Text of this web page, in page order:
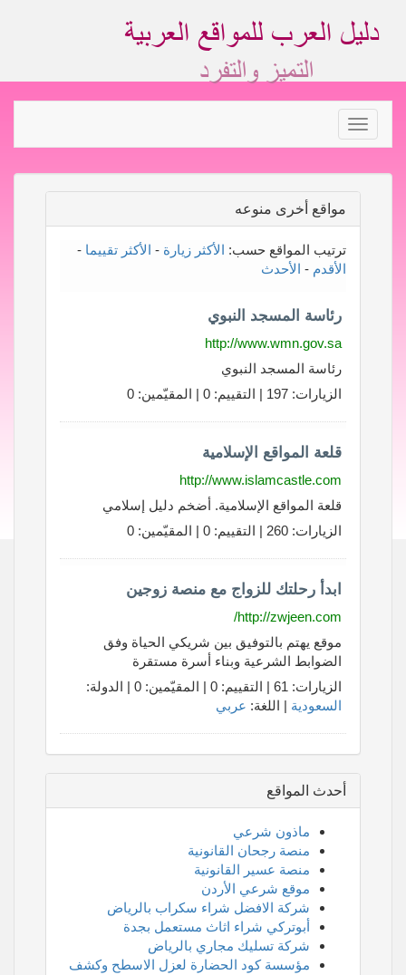
Toggle
navigation
مواقع أخرى منوعه
ترتيب المواقع حسب: الأكثر زيارة - الأكثر تقييما -
الأقدم - الأحدث
رئاسة المسجد النبوي
http://www.wmn.gov.sa
رئاسة المسجد النبوي
الزيارات: 197 | التقييم: 0 | المقيّمين: 0
قلعة المواقع الإسلامية
http://www.islamcastle.com
قلعة المواقع الإسلامية. أضخم دليل إسلامي
الزيارات: 260 | التقييم: 0 | المقيّمين: 0
ابدأ رحلتك للزواج مع منصة زوجين
http://zwjeen.com/
موقع يهتم بالتوفيق بين شريكي الحياة وفق
الضوابط الشرعية وبناء أسرة مستقرة
الزيارات: 61 | التقييم: 0 | المقيّمين: 0 | الدولة:
السعودية | اللغة: عربي
أحدث المواقع
ماذون شرعي
منصة رجحان القانونية
منصة عسير القانونية
موقع شرعي الأردن
شركة الافضل شراء سكراب بالرياض
أبوتركي شراء اثاث مستعمل بجدة
شركة تسليك مجاري بالرياض
مؤسسة كود الحضارة لعزل الاسطح وكشف